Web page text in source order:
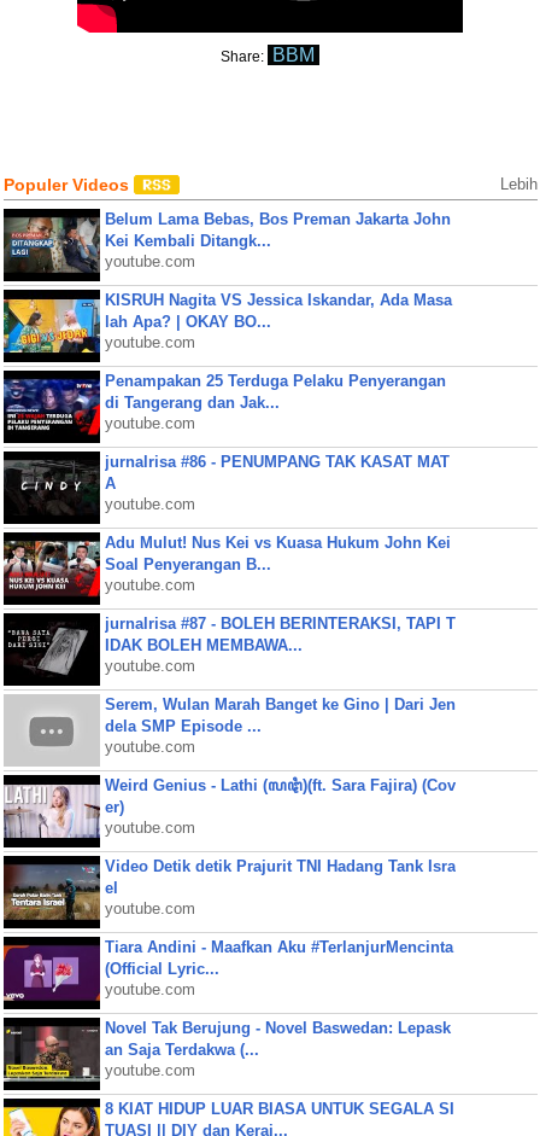
Share: BBM
Populer Videos Lebih
Belum Lama Bebas, Bos Preman Jakarta John
Kei Kembali Ditangk...
youtube.com
KISRUH Nagita VS Jessica Iskandar, Ada Masa
lah Apa? | OKAY BO...
youtube.com
Penampakan 25 Terduga Pelaku Penyerangan
di Tangerang dan Jak...
youtube.com
jurnalrisa #86 - PENUMPANG TAK KASAT MAT
A
youtube.com
Adu Mulut! Nus Kei vs Kuasa Hukum John Kei
Soal Penyerangan B...
youtube.com
jurnalrisa #87 - BOLEH BERINTERAKSI, TAPI T
IDAK BOLEH MEMBAWA...
youtube.com
Serem, Wulan Marah Banget ke Gino | Dari Jen
dela SMP Episode ...
youtube.com
Weird Genius - Lathi (ꦭꦛꦶ)(ft. Sara Fajira) (Cov
er)
youtube.com
Video Detik detik Prajurit TNI Hadang Tank Isra
el
youtube.com
Tiara Andini - Maafkan Aku #TerlanjurMencinta
(Official Lyric...
youtube.com
Novel Tak Berujung - Novel Baswedan: Lepask
an Saja Terdakwa (...
youtube.com
8 KIAT HIDUP LUAR BIASA UNTUK SEGALA SI
TUASI || DIY dan Keraj...